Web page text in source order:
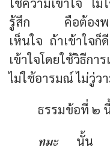
รู้สึก คือต้องพยา
เห็นใจ ถ้าเข้าใจก็
เข้าใจโดยใช้วิธีก
ไม่ใช้อารมณ์ ไม่วู่ว
ธรรมข้อที่ ๒
ทมะนั้น ปรั